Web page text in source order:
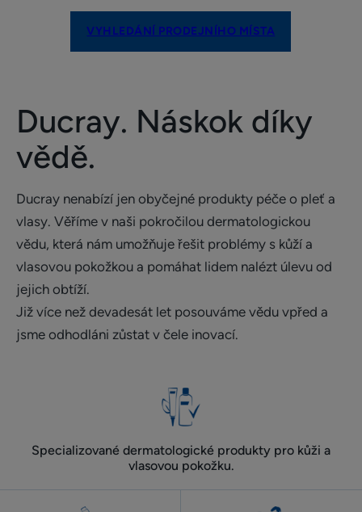
VYHLEDÁNÍ PRODEJNÍHO MÍSTA​
Ducray. Náskok díky
vědě.
Ducray nenabízí jen obyčejné produkty péče o pleť a
vlasy. Věříme v naši pokročilou dermatologickou
vědu, která nám umožňuje řešit problémy s kůží a
vlasovou pokožkou a pomáhat lidem nalézt úlevu od
jejich obtíží.
Již více než devadesát let posouváme vědu vpřed a
jsme odhodláni zůstat v čele inovací.
Specializované dermatologické produkty pro kůži a
vlasovou pokožku.